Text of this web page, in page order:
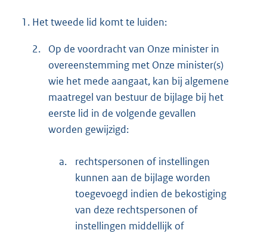
1. Het tweede lid komt te luiden:
2.
Op de voordracht van Onze minister in
overeenstemming met Onze minister(s)
wie het mede aangaat, kan bij algemene
maatregel van bestuur de bijlage bij het
eerste lid in de volgende gevallen
worden gewijzigd:
a.
rechtspersonen of instellingen
kunnen aan de bijlage worden
toegevoegd indien de bekostiging
van deze rechtspersonen of
instellingen middellijk of